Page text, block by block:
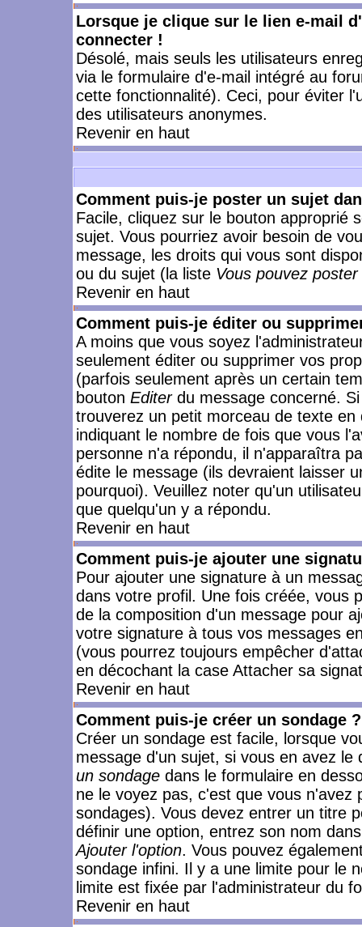
Lorsque je clique sur le lien e-mail
connecter !
Désolé, mais seuls les utilisateurs
via le formulaire d'e-mail intégré au
cette fonctionnalité). Ceci, pour éviter
des utilisateurs anonymes.
Revenir en haut
Comment puis-je poster un sujet
Facile, cliquez sur le bouton approprié
sujet. Vous pourriez avoir besoin de
message, les droits qui vous sont
ou du sujet (la liste Vous pouvez
Revenir en haut
Comment puis-je éditer ou
A moins que vous soyez
seulement éditer ou supprimer vos
(parfois seulement après un certain
bouton Editerdu message concerné.
trouverez un petit morceau de texte
indiquant le nombre de fois que vous
personne n'a répondu, il n'apparaîtra
édite le message (ils devraient laisser
pourquoi). Veuillez noter qu'un
que quelqu'un y a répondu.
Revenir en haut
Comment puis-je ajouter une
Pour ajouter une signature à un
dans votre profil. Une fois créée, vous
de la composition d'un message pour
votre signature à tous vos messages
(vous pourrez toujours empêcher
en décochant la case Attacher sa
Revenir en haut
Comment puis-je créer un sondage ?
Créer un sondage est facile, lorsque
message d'un sujet, si vous en avez
un sondage dans le formulaire en
ne le voyez pas, c'est que vous
sondages). Vous devez entrer un titre
définir une option, entrez son nom
Ajouter l'option. Vous pouvez
sondage infini. Il y a une limite pour le
limite est fixée par l'administrateur du
Revenir en haut